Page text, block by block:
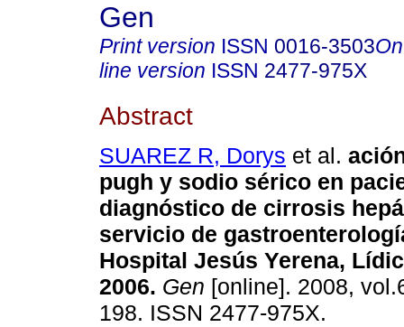
Gen
Print version ISSN 0016-3503
line version ISSN 2477-975X
Abstract
SUAREZ R, Dorys et al.
pugh y sodio sérico en
diagnóstico de cirrosis
servicio de
Hospital Jesús Yerena,
2006. Gen [online]. 2008,
198. ISSN 2477-975X.